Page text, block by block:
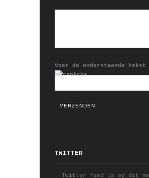
Voer de onderstaande tekst
TWITTER
Twitter feed is op dit